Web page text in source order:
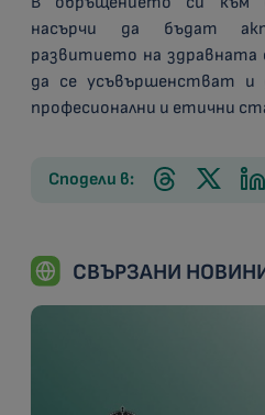
насърчи да бъдат
развитието на здравната
да се усъвършенстват
професионални и етични
Сподели в:
СВЪРЗАНИ